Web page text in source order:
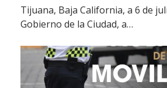
Tijuana, Baja California, a 6 de
Gobierno de la Ciudad, a…